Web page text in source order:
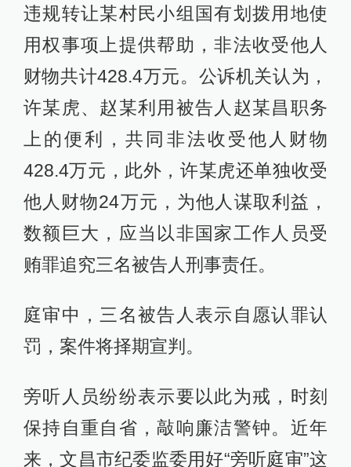
违规转让某村民小组国有划拨用地使
用权事项上提供帮助，非法收受他人
财物共计428.4万元。公诉机关认为，
许某虎、赵某利用被告人赵某昌职务
上的便利，共同非法收受他人财物
428.4万元，此外，许某虎还单独收受
他人财物24万元，为他人谋取利益，
数额巨大，应当以非国家工作人员受
贿罪追究三名被告人刑事责任。
庭审中，三名被告人表示自愿认罪认
罚，案件将择期宣判。
旁听人员纷纷表示要以此为戒，时刻
保持自重自省，敲响廉洁警钟。近年
来，文昌市纪委监委用好“旁听庭审”这